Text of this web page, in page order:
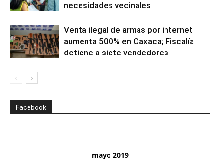
necesidades vecinales
Venta ilegal de armas por internet
aumenta 500% en Oaxaca; Fiscalía
detiene a siete vendedores
Facebook
mayo 2019